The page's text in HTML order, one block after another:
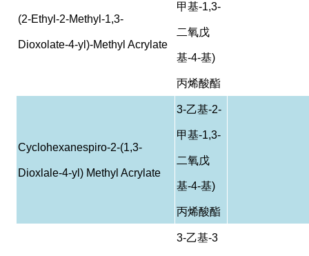
(2-Ethyl-2-Methyl-1,3-
Dioxolate-4-yl)-Methyl Acrylate
甲基-1,3-
二氧戊
基-4-基)
丙烯酸酯
Cyclohexanespiro-2-(1,3-
Dioxlale-4-yl) Methyl Acrylate
3-乙基-2-
甲基-1,3-
二氧戊
基-4-基)
丙烯酸酯
3-乙基-3